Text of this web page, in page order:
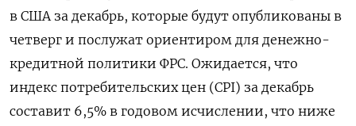
в США за декабрь, которые будут опубликованы в
четверг и послужат ориентиром для денежно-
кредитной политики ФРС. Ожидается, что
индекс потребительских цен (CPI) за декабрь
составит 6,5% в годовом исчислении, что ниже